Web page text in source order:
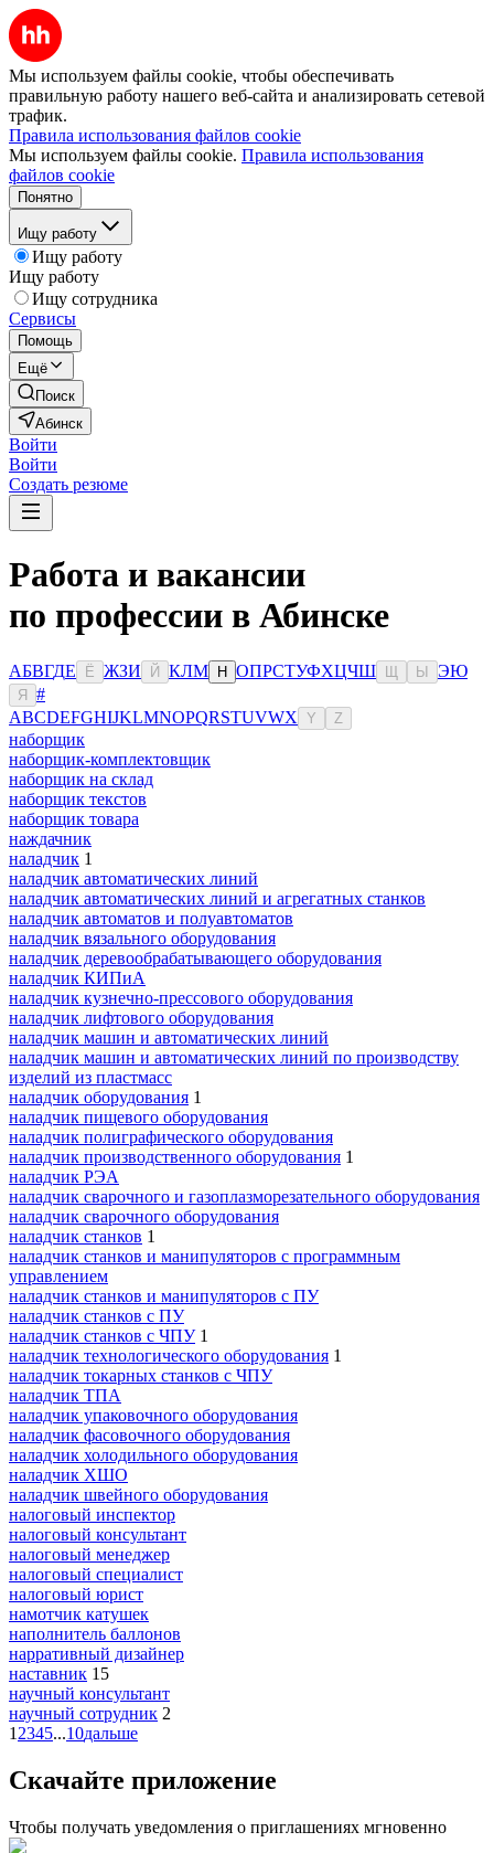
Мы используем файлы cookie, чтобы обеспечивать
правильную работу нашего веб-сайта и анализировать сетевой
трафик.
Правила использования файлов cookie
Мы используем файлы cookie. Правила использования
файлов cookie
Понятно
Ищу работу
Ищу работу
Ищу работу
Ищу сотрудника
Сервисы
Помощь
Ещё
Поиск
Абинск
Войти
Войти
Создать резюме
Работа и вакансии
по профессии в Абинске
АБВГДЕ Ё ЖЗИ Й КЛМ Н ОПРСТУФХЦЧШ Ы ЭЮ
Я
#
ABCDEFGHIJKLMNOPQRSTUVWX Y Z
наборщик
наборщик-комплектовщик
наборщик на склад
наборщик текстов
наборщик товара
наждачник
наладчик 1
наладчик автоматических линий
наладчик автоматических линий и агрегатных станков
наладчик автоматов и полуавтоматов
наладчик вязального оборудования
наладчик деревообрабатывающего оборудования
наладчик КИПиА
наладчик кузнечно-прессового оборудования
наладчик лифтового оборудования
наладчик машин и автоматических линий
наладчик машин и автоматических линий по производству
изделий из пластмасс
наладчик оборудования 1
наладчик пищевого оборудования
наладчик полиграфического оборудования
наладчик производственного оборудования 1
наладчик РЭА
наладчик сварочного и газоплазморезательного оборудования
наладчик сварочного оборудования
наладчик станков 1
наладчик станков и манипуляторов с программным
управлением
наладчик станков и манипуляторов с ПУ
наладчик станков с ПУ
наладчик станков с ЧПУ 1
наладчик технологического оборудования 1
наладчик токарных станков с ЧПУ
наладчик ТПА
наладчик упаковочного оборудования
наладчик фасовочного оборудования
наладчик холодильного оборудования
наладчик ХШО
наладчик швейного оборудования
налоговый инспектор
налоговый консультант
налоговый менеджер
налоговый специалист
налоговый юрист
намотчик катушек
наполнитель баллонов
нарративный дизайнер
наставник 15
научный консультант
научный сотрудник 2
1 2345...10дальше
Скачайте приложение
Чтобы получать уведомления о приглашениях мгновенно